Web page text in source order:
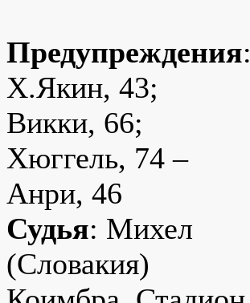
Предупреждения:
Х.Якин, 43;
Викки, 66;
Хюггель, 74 –
Анри, 46
Судья: Михел
(Словакия)